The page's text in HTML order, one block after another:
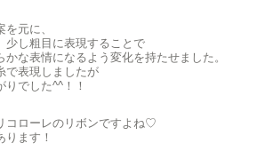
元に、
少し粗目に表現することで
な表情になるよう変化を持たせました。
で表現しましたが
でした^^！！
コローレのリボンですよね♡
ます！